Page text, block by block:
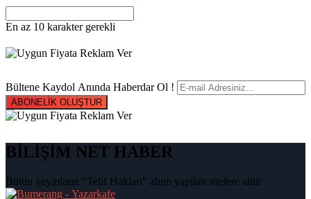
En az 10 karakter gerekli
Bültene Kaydol Anında Haberdar Ol !
ABONELİK OLUŞTUR
BİLİŞİM NET HABER
Bütün yayınların "Telif Hakları" alıntı yapılan sitelere aittir